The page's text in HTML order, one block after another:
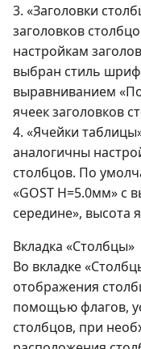
3. «Заголовки
заголовков
настройкам
выбран стиль
выравниванием
ячеек заголовков
4. «Ячейки
аналогичны
столбцов. По
«GOST Н=5.0мм» с
середине», высота
Вкладка «Столбцы»
Во вкладке
отображения
помощью флагов,
столбцов, при